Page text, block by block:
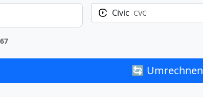
Civic CVC
🔄 Umrechnen